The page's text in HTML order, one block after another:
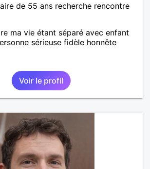
de 55 ans recherche rencontre
ma vie étant séparé avec enfant
sérieuse fidèle honnête
Voir le profil